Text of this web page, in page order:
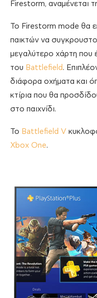
Firestorm, αναμένεται
Το Firestorm mode θα
παικτών να
μεγαλύτερο χάρτη που
του Battlefield .
διάφορα οχήματα και
κτίρια που θα
στο παιχνίδι.
Το Battlefield V
Xbox One.